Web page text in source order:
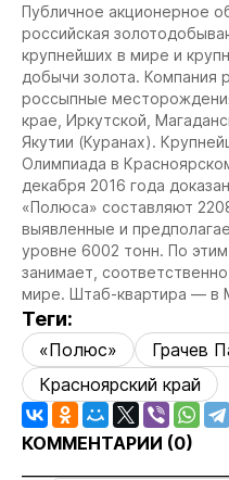
Публичное акционерное
российская
крупнейших в мире и
добычи золота. Компания
россыпные
крае, Иркутской,
Якутии (Куранах).
Олимпиада в
декабря 2016 года
«Полюса» составляют
выявленные и
уровне 6002 тонн. По
занимает,
мире. Штаб-квартира — в
Теги:
«Полюс»
Грачев
Красноярский край
КОММЕНТАРИИ (0)